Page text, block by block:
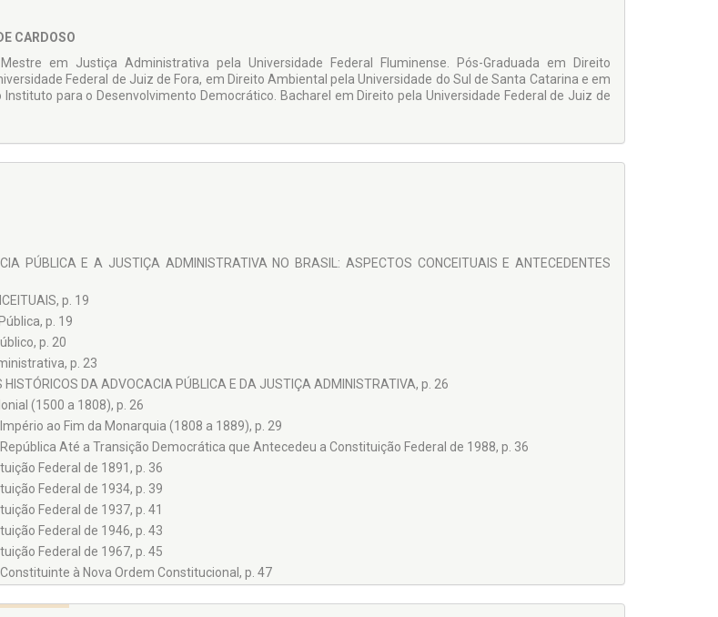
CARDOSO
em Justiça Administrativa pela Universidade Federal Fluminense. Pós-Graduada em Direito
Federal de Juiz de Fora, em Direito Ambiental pela Universidade do Sul de Santa Catarina e em
Instituto para o Desenvolvimento Democrático. Bacharel em Direito pela Universidade Federal de Juiz de
PÚBLICA E A JUSTIÇA ADMINISTRATIVA NO BRASIL: ASPECTOS CONCEITUAIS E ANTECEDENTES
p. 19
p. 19
p. 20
p. 23
HISTÓRICOS DA ADVOCACIA PÚBLICA E DA JUSTIÇA ADMINISTRATIVA, p. 26
(1500 a 1808), p. 26
ao Fim da Monarquia (1808 a 1889), p. 29
Até a Transição Democrática que Antecedeu a Constituição Federal de 1988, p. 36
Federal de 1891, p. 36
Federal de 1934, p. 39
Federal de 1937, p. 41
Federal de 1946, p. 43
Federal de 1967, p. 45
à Nova Ordem Constitucional, p. 47